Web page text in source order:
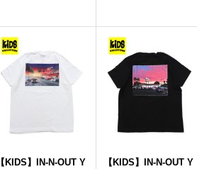
【KIDS】IN-N-OUT Y
【KIDS】IN-N-OUT Y